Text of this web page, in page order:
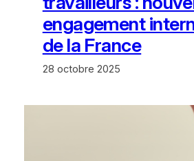
engagement
de la France
28 octobre 2025